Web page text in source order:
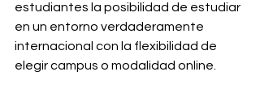
estudiantes la posibilidad de estudiar
en un entorno verdaderamente
internacional con la flexibilidad de
elegir campus o modalidad online.